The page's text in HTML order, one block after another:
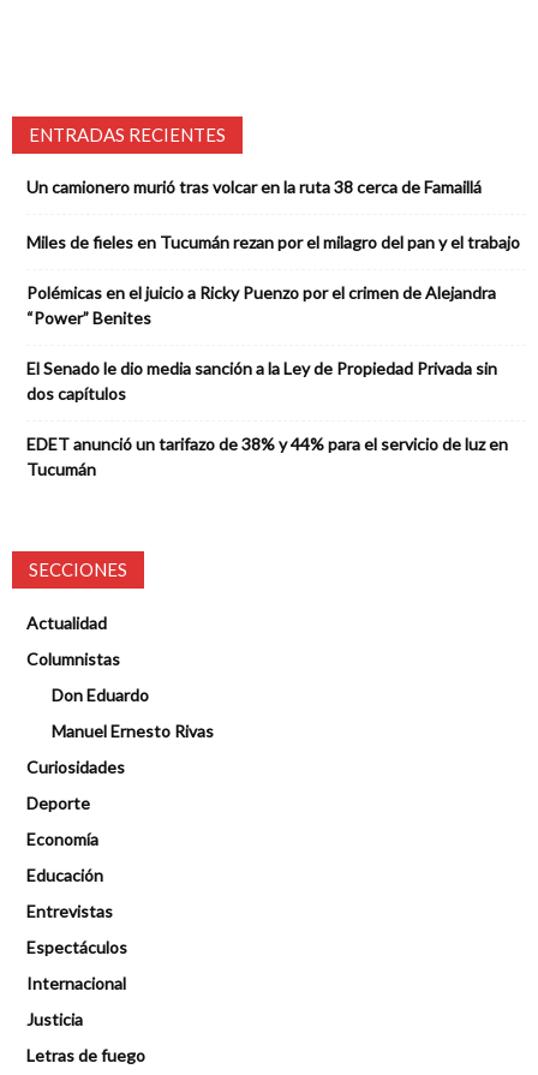
ENTRADAS RECIENTES
Un camionero murió tras volcar en la ruta 38 cerca de Famaillá
Miles de fieles en Tucumán rezan por el milagro del pan y el trabajo
Polémicas en el juicio a Ricky Puenzo por el crimen de Alejandra
“Power” Benites
El Senado le dio media sanción a la Ley de Propiedad Privada sin
dos capítulos
EDET anunció un tarifazo de 38% y 44% para el servicio de luz en
Tucumán
SECCIONES
Actualidad
Columnistas
Don Eduardo
Manuel Ernesto Rivas
Curiosidades
Deporte
Economía
Educación
Entrevistas
Espectáculos
Internacional
Justicia
Letras de fuego